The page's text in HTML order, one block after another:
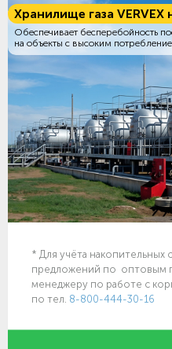
Хранилище газа VERVEX
Обеспечивает бесперебойность
на объекты с высоким
* Для учёта накопительных
предложений по оптовым
менеджеру по работе с
по тел. 8-800-444-30-16